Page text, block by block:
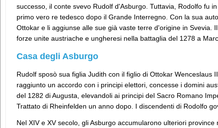
successo, il conte svevo Rudolf d'Asburgo. Tuttavia, Rodolfo fu
primo vero re tedesco dopo il Grande Interregno. Con la sua
Ottokar e li aggiunse alle sue già vaste terre d'origine in Svevia.
forze unite austriache e ungheresi nella battaglia del 1278 a
Casa degli Asburgo
Rudolf sposò sua figlia Judith con il figlio di Ottokar Wenceslaus
raggiunto un accordo con i principi elettori, concesse i domini
del 1282 di Augusta, elevandoli ai principi del Sacro Romano
Trattato di Rheinfelden un anno dopo. I discendenti di Rodolfo
Nel XIV e XV secolo, gli Asburgo accumularono ulteriori